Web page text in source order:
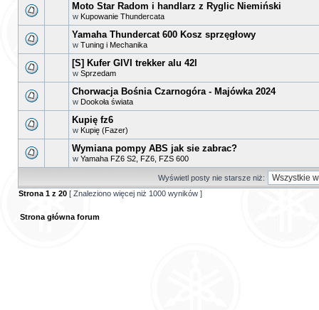
Moto Star Radom i handlarz z Ryglic Niemiński
w Kupowanie Thundercata
Yamaha Thundercat 600 Kosz sprzęgłowy
w Tuning i Mechanika
[S] Kufer GIVI trekker alu 42l
w Sprzedam
Chorwacja Bośnia Czarnogóra - Majówka 2024
w Dookoła świata
Kupię fz6
w Kupię (Fazer)
Wymiana pompy ABS jak sie zabrac?
w Yamaha FZ6 S2, FZ6, FZS 600
Wyświetl posty nie starsze niż:
Strona 1 z 20 [ Znaleziono więcej niż 1000 wyników ]
Strona główna forum